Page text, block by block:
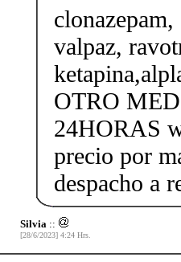
valpaz,
OTRO
24HORAS
precio por
despacho a
Silvia ::
[28/6/2023] 4:24 Hrs.